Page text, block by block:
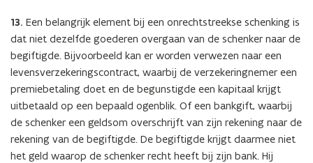
13. Een belangrijk element bij een onrechtstreekse schenking is
dat niet dezelfde goederen overgaan van de schenker naar de
begiftigde. Bijvoorbeeld kan er worden verwezen naar een
levensverzekeringscontract, waarbij de verzekeringnemer een
premiebetaling doet en de begunstigde een kapitaal krijgt
uitbetaald op een bepaald ogenblik. Of een bankgift, waarbij
de schenker een geldsom overschrijft van zijn rekening naar de
rekening van de begiftigde. De begiftigde krijgt daarmee niet
het geld waarop de schenker recht heeft bij zijn bank. Hij